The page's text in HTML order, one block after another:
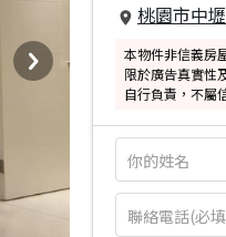
桃園市中
本物件非信義房
限於廣告真實性
自行負責，不屬